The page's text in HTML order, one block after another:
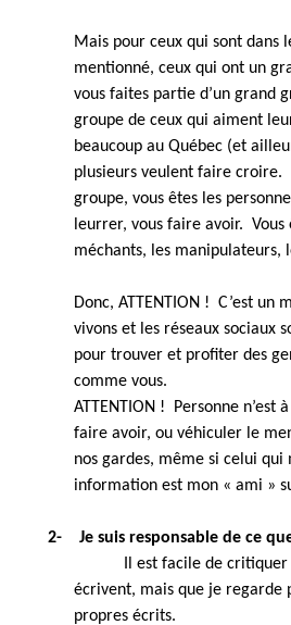
Mais pour ceux qui sont dans
mentionné, ceux qui ont un
vous faites partie d’un grand
groupe de ceux qui aiment
beaucoup au Québec (et
plusieurs veulent faire croire.
groupe, vous êtes les
leurrer, vous faire avoir. Vous
méchants, les manipulateurs,
Donc, ATTENTION ! C’est un
vivons et les réseaux sociaux
pour trouver et profiter des
comme vous.
ATTENTION ! Personne n’est
faire avoir, ou véhiculer le
nos gardes, même si celui qui
information est mon « ami »
2- Je suis responsable de ce
Il est facile de
écrivent, mais que je regarde
propres écrits.